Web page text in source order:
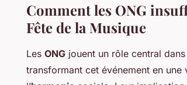
Comment les ONG
Fête de la Musique
Les ONG jouent un rôle central
transformant cet événement en